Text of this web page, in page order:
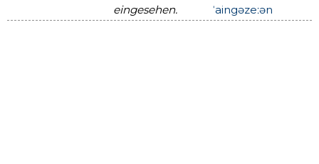
eingesehen.
ˈaingəzeːən